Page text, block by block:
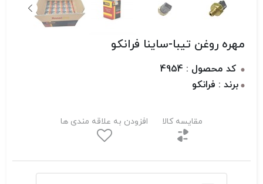
مهره روغن تیبا-ساینا فرانکو
کد محصول : 4954
برند : فرانکو
مقایسه کالا افزودن به علاقه مندی ها